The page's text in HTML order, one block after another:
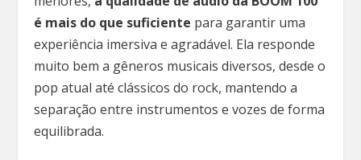
é mais do que suficiente para garantir uma
experiência imersiva e agradável. Ela responde
muito bem a gêneros musicais diversos, desde o
pop atual até clássicos do rock, mantendo a
separação entre instrumentos e vozes de forma
equilibrada.